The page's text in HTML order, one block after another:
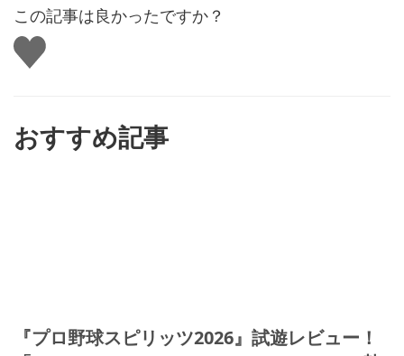
この記事は良かったですか？
い
い
おすすめ記事
『プロ野球スピリッツ2026』試遊レビュー！